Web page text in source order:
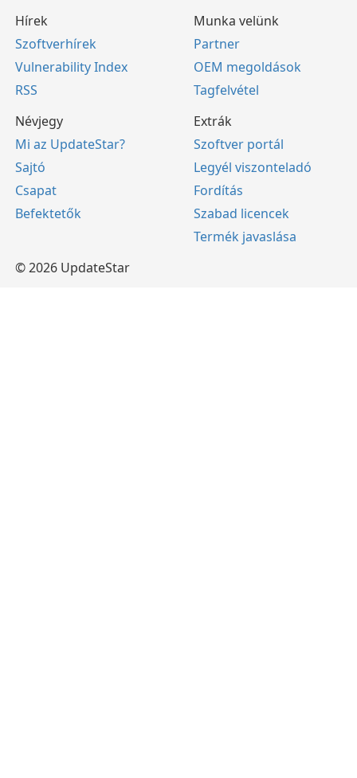
Hírek
Szoftverhírek
Vulnerability Index
RSS
Munka velünk
Partner
OEM megoldások
Tagfelvétel
Névjegy
Mi az UpdateStar?
Sajtó
Csapat
Befektetők
Extrák
Szoftver portál
Legyél viszonteladó
Fordítás
Szabad licencek
Termék javaslása
© 2026 UpdateStar